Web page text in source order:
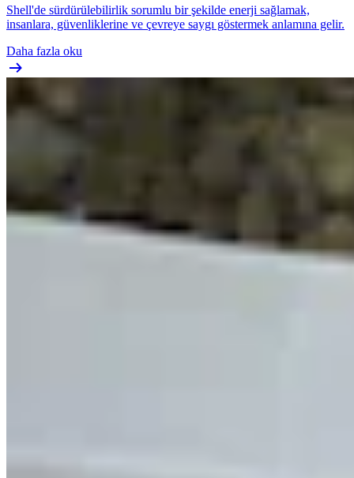
Shell'de sürdürülebilirlik sorumlu bir şekilde enerji sağlamak,
insanlara, güvenliklerine ve çevreye saygı göstermek anlamına gelir.
Daha fazla oku